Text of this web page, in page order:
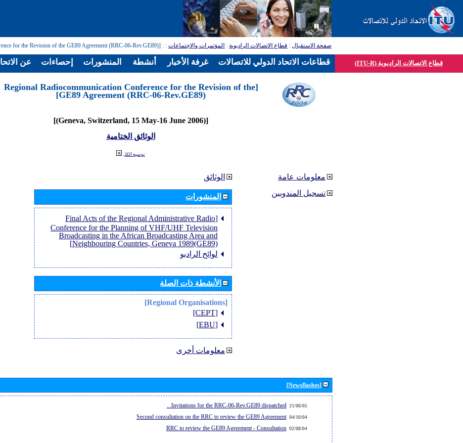
صفحة الاستقبال: قطاع الاتصالات الراديوية: المؤتمرات والاجتماعات:
: [Regional Radiocommunication Conference for the Revision of the GE89 Agreement (RRC-06-Rev.GE89)]
قطاع الاتصالات الراديوية (ITU-R)
[Regional Radiocommunication Conference for the Revision of the
GE89 Agreement (RRC-06-Rev.GE89)]
[(Geneva, Switzerland, 15 May-16 June 2006)]
الوثائق الختامية
توسيع الكل
الوثائق
المنشورات
[Final Acts of the Regional Administrative Radio
Conference for the Planning of VHF/UHF Television
Broadcasting in the African Broadcasting Area and
Neighbouring Countries, Geneva 1989(GE89)]
لوائح الراديو
الأنشطة ذات الصلة
[Regional Organisations]
[CEPT]
[EBU]
معلومات أخرى
معلومات عامة
تسجيل المندوبين
[Newsflashes]
21/06/05
Invitations for the RRC-06-Rev.GE89 dispatched...
04/10/04
Second consultation on the RRC to review the GE89 Agreement
02/08/04
RRC to review the GE89 Agreement - Consultation
عن إحصاءات المنشورات أنشطة غرفة الأخبار قطاعات الاتحاد الدولي للاتصالات